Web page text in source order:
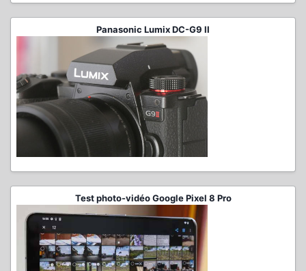
Panasonic Lumix DC-G9 II
Test photo-vidéo Google Pixel 8 Pro